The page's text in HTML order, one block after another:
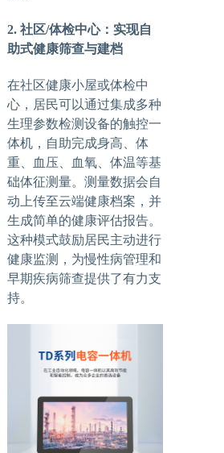
2. 社区/体检中心：实现自
助式健康筛查与建档
在社区健康小屋或体检中
心，居民可以通过集成多种
生理参数检测设备的触控一
体机，自助完成身高、体
重、血压、血氧、体温等基
础体征测量。测量数据会自
动上传至云端健康档案，并
生成简单的健康评估报告。
这种模式鼓励居民主动进行
健康监测，为慢性病管理和
早期疾病筛查提供了有力支
持。